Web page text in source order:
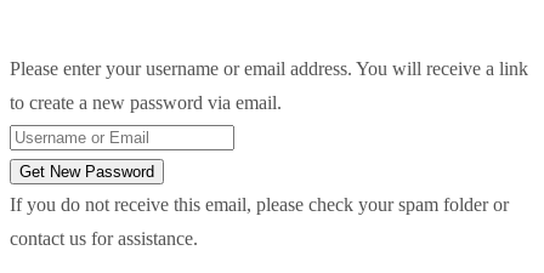
Please enter your username or email address. You will receive a link
to create a new password via email.
Get New Password
If you do not receive this email, please check your spam folder or
contact us for assistance.